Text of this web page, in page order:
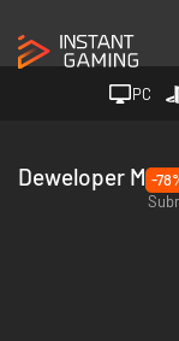
PC
Deweloper
-